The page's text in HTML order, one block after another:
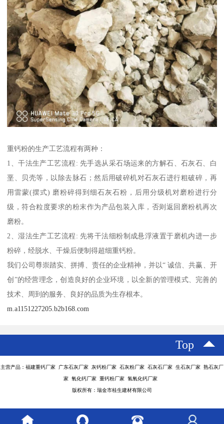
重钙粉的生产工艺流程有两种：
1、干法生产工艺流程: 先手选从采石场运来的方解石、石灰石、白
垩、贝壳等，以除去脉石；然后用破碎机对石灰石进行粗破碎，再
用雷蒙(摆式) 磨粉碎得到细石灰石粉，后用分级机对磨粉进行分
级，符合粒度要求的粉末作为产品包装入库，否则返回磨粉机再次
磨粉。
2、湿法生产工艺流程: 先将干法细粉制成悬浮液置于磨机内进一步
粉碎，经脱水、干燥后便制得超细重钙粉。
我们公司尊崇踏实、拼搏、责任的企业精神，并以“ 诚信、共赢、开
创”的经营理念，创造良好的企业环境，以全新的管理模式、完善的
技术、周到的服务、良好的品质为生存根本。
m.a1151227205.b2b168.com
Top
主营产品：福建重钙厂家 广东石灰厂家 灰钙粉厂家 石灰粉厂家 石灰石厂家 生石灰厂家 熟石灰厂
家 氧化钙厂家 重钙粉厂家 氢氧化钙厂家
版权所有：瑞金市桂生建材有限公司